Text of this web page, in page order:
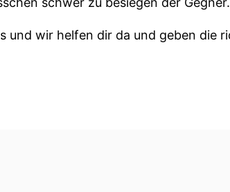
und wir helfen dir da und geben die